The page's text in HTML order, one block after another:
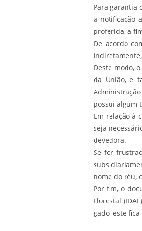
Para garantia
a notificação
proferida, a
De acordo
Deste modo,
da União, e
possui algum
Em relação à
seja
devedora.
Se for
nome do réu,
Por fim, o
Florestal
gado, este